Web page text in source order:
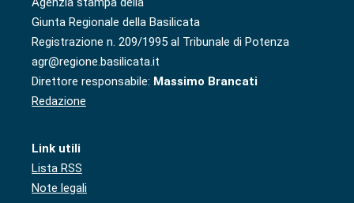
Giunta Regionale della Basilicata
Registrazione n. 209/1995 al Tribunale di Potenza
agr@regione.basilicata.it
Direttore responsabile: Massimo Brancati
Redazione
Link utili
Lista RSS
Note legali